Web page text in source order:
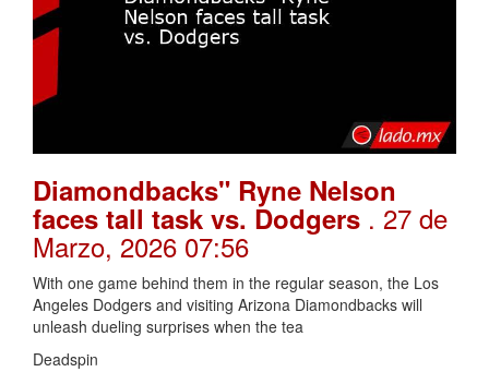
Diamondbacks" Ryne Nelson
faces tall task vs. Dodgers . 27 de
Marzo, 2026 07:56
With one game behind them in the regular season, the Los
Angeles Dodgers and visiting Arizona Diamondbacks will
unleash dueling surprises when the tea
Deadspin